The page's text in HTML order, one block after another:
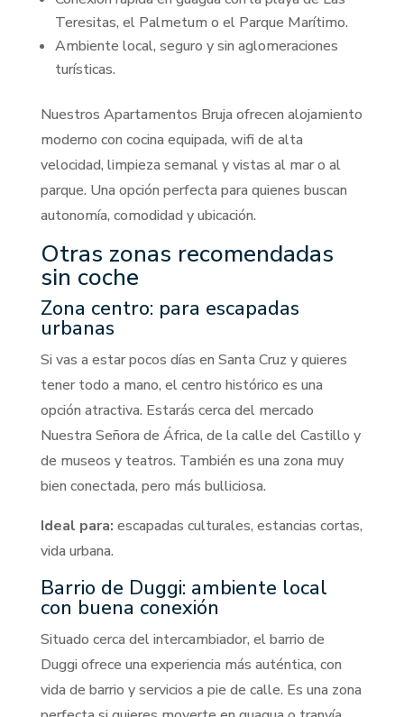
Teresitas, el Palmetum o el Parque Marítimo.
Ambiente local, seguro y sin aglomeraciones
turísticas.
Nuestros Apartamentos Bruja ofrecen alojamiento
moderno con cocina equipada, wifi de alta
velocidad, limpieza semanal y vistas al mar o al
parque. Una opción perfecta para quienes buscan
autonomía, comodidad y ubicación.
Otras zonas recomendadas
sin coche
Zona centro: para escapadas
urbanas
Si vas a estar pocos días en Santa Cruz y quieres
tener todo a mano, el centro histórico es una
opción atractiva. Estarás cerca del mercado
Nuestra Señora de África, de la calle del Castillo y
de museos y teatros. También es una zona muy
bien conectada, pero más bulliciosa.
Ideal para: escapadas culturales, estancias cortas,
vida urbana.
Barrio de Duggi: ambiente local
con buena conexión
Situado cerca del intercambiador, el barrio de
Duggi ofrece una experiencia más auténtica, con
vida de barrio y servicios a pie de calle. Es una zona